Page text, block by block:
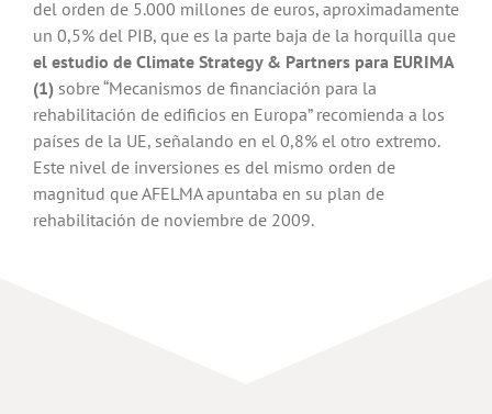
del orden de 5.000 millones de euros, aproximadamente
un 0,5% del PIB, que es la parte baja de la horquilla que
el estudio de Climate Strategy & Partners para EURIMA
(1) sobre “Mecanismos de financiación para la
rehabilitación de edificios en Europa” recomienda a los
países de la UE, señalando en el 0,8% el otro extremo.
Este nivel de inversiones es del mismo orden de
magnitud que AFELMA apuntaba en su plan de
rehabilitación de noviembre de 2009.